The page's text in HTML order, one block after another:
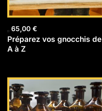
65,00 €
Préparez vos gnocchis de
A à Z